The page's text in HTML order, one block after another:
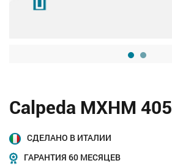
Calpeda MXHM 405
СДЕЛАНО В ИТАЛИИ
ГАРАНТИЯ 60 МЕСЯЦЕВ